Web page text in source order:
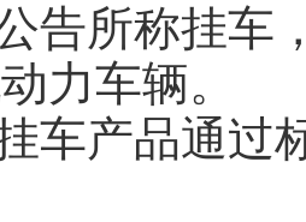
告所称挂车
力车辆。
车产品通过